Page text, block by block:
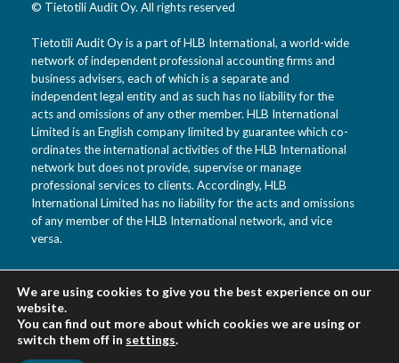
© Tietotili Audit Oy. All rights reserved
Tietotili Audit Oy is a part of HLB International, a world-wide
network of independent professional accounting firms and
business advisers, each of which is a separate and
independent legal entity and as such has no liability for the
acts and omissions of any other member. HLB International
Limited is an English company limited by guarantee which co-
ordinates the international activities of the HLB International
network but does not provide, supervise or manage
professional services to clients. Accordingly, HLB
International Limited has no liability for the acts and omissions
of any member of the HLB International network, and vice
versa.
Tietotili Audit Oy
Vanha Kaarelantie 33 A
01610 Vantaa
We are using cookies to give you the best experience on our
website.
You can find out more about which cookies we are using or
switch them off in settings.